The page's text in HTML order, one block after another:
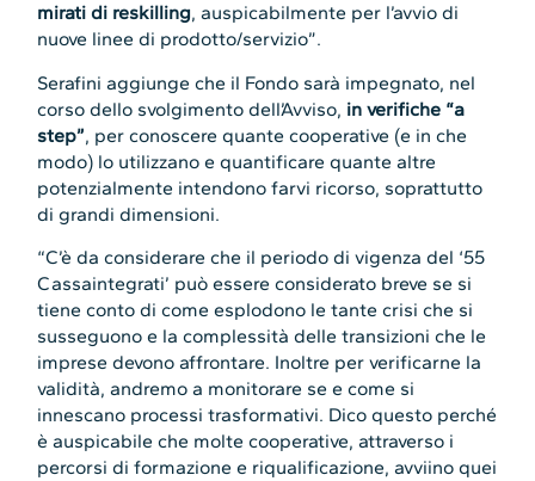
mirati di reskilling, auspicabilmente per l’avvio di
nuove linee di prodotto/servizio”.
Serafini aggiunge che il Fondo sarà impegnato, nel
corso dello svolgimento dell’Avviso, in verifiche “a
step”, per conoscere quante cooperative (e in che
modo) lo utilizzano e quantificare quante altre
potenzialmente intendono farvi ricorso, soprattutto
di grandi dimensioni.
“C’è da considerare che il periodo di vigenza del ‘55
Cassaintegrati’ può essere considerato breve se si
tiene conto di come esplodono le tante crisi che si
susseguono e la complessità delle transizioni che le
imprese devono affrontare. Inoltre per verificarne la
validità, andremo a monitorare se e come si
innescano processi trasformativi. Dico questo perché
è auspicabile che molte cooperative, attraverso i
percorsi di formazione e riqualificazione, avviino quei